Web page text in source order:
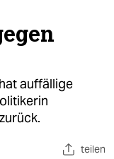
auffällige
teilen